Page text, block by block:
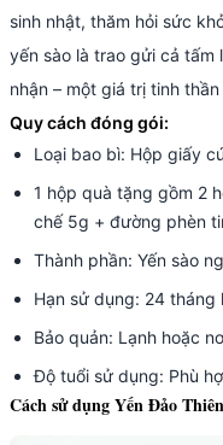
sinh nhật, thăm hỏi sức
yến sào là trao gửi cả
nhận – một giá trị tinh
Quy cách đóng gói:
Loại bao bì: Hộp giấy
1 hộp quà tặng gồm 2
chế 5g + đường phèn
Thành phần: Yến sào
Hạn sử dụng: 24
Bảo quản: Lạnh hoặc
Độ tuổi sử dụng: Phù
Cách sử dụng Yến Đảo